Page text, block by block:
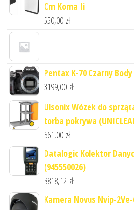
Cm Koma Ii
550,00 zł
Pentax K-70 Czarny Body
3199,00 zł
Ulsonix Wózek do
torba pokrywa
661,00 zł
Datalogic Kolektor
(945550026)
8818,12 zł
Kamera Novus Nvip-